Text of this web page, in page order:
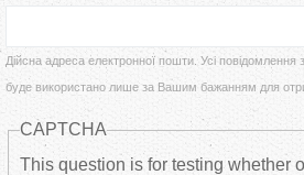
т
н
н
Дійсна адреса електронної пошти. Усі
буде використано лише за Вашим бажанням для
CAPTCHA
This question is for testing whether